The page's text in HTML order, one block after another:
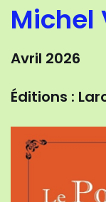
Michel
Avril
Éditions :